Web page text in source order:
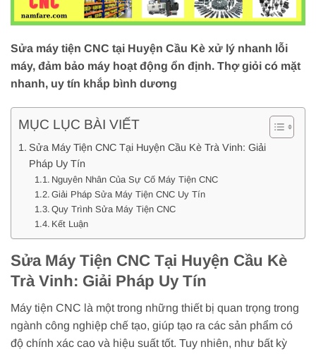
Sửa máy tiện CNC tại Huyện Cầu Kè xử lý nhanh lỗi
máy, đảm bảo máy hoạt động ổn định. Thợ giỏi có mặt
nhanh, uy tín khắp bình dương
MỤC LỤC BÀI VIẾT
Sửa Máy Tiện CNC Tại Huyện Cầu Kè Trà Vinh: Giải
Pháp Uy Tín
Nguyên Nhân Của Sự Cố Máy Tiện CNC
Giải Pháp Sửa Máy Tiện CNC Uy Tín
Quy Trình Sửa Máy Tiện CNC
Kết Luận
Sửa Máy Tiện CNC Tại Huyện Cầu Kè
Trà Vinh: Giải Pháp Uy Tín
Máy tiện CNC là một trong những thiết bị quan trọng trong
ngành công nghiệp chế tạo, giúp tạo ra các sản phẩm có
độ chính xác cao và hiệu suất tốt. Tuy nhiên, như bất kỳ